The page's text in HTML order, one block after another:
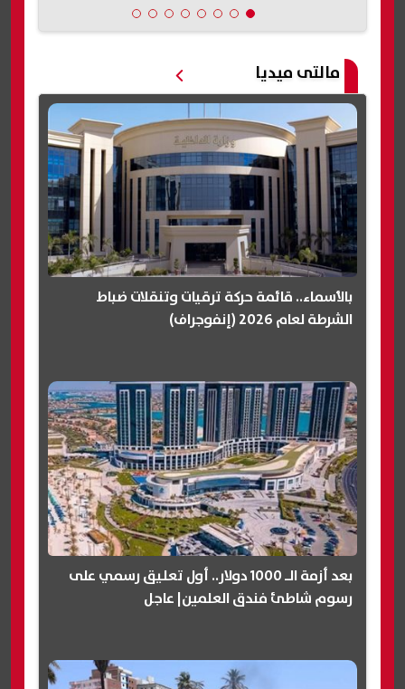
مالتى ميديا
بالأسماء.. قائمة حركة ترقيات وتنقلات ضباط
الشرطة لعام 2026 (إنفوجراف)
بعد أزمة الـ 1000 دولار.. أول تعليق رسمي على
رسوم شاطئ فندق العلمين| عاجل